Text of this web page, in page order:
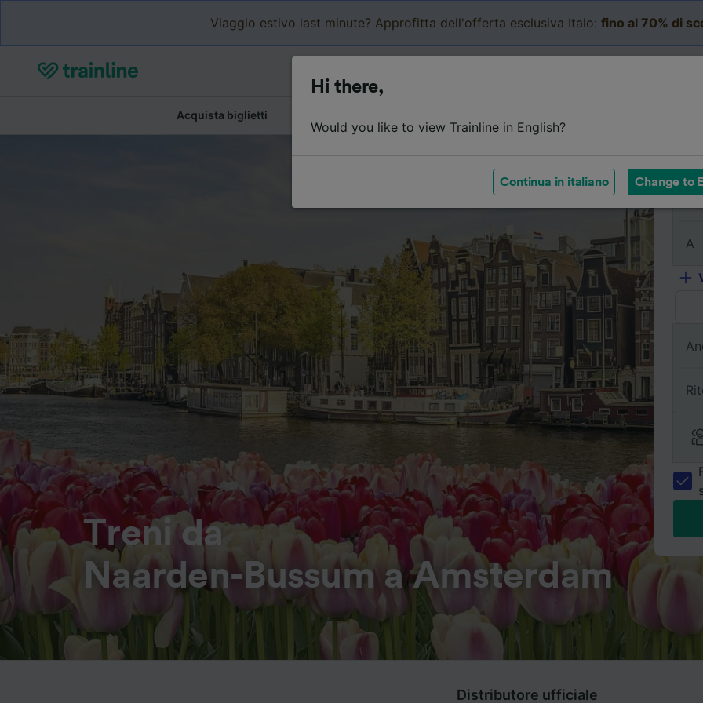
Viaggio estivo last minute? Approfitta dell'offerta esclusiva Italo: fino al 70% di
Acquista biglietti
Treni da
Naarden-Bussum a Amsterdam
Da
A
Distributore ufficiale
Hi there,
Would you like to view Trainline in English?
Continua in italiano Change to